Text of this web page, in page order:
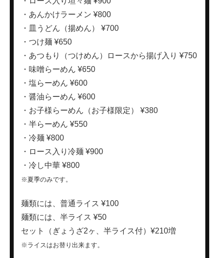
・あんかけラーメン ¥800
・皿うどん（揚めん） ¥700
・つけ麺 ¥650
・あつもり（つけめん）ロースから揚げ入り ¥750
・味噌らーめん ¥650
・塩らーめん ¥600
・醤油らーめん ¥600
・お子様らーめん（お子様限定） ¥380
・半らーめん ¥550
・冷麺 ¥800
・ロース入り冷麺 ¥900
・冷し中華 ¥800
※夏季のみです。
麺類には、普通ライス ¥100
麺類には、半ライス ¥50
セット（ぎょうざ2ヶ、半ライス付）¥210増
※ライスはお替り出来ます。